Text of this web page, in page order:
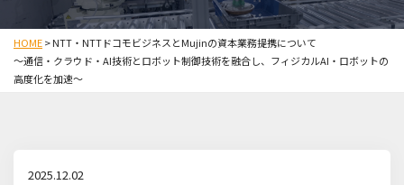
HOME>NTT・NTTドコモビジネスとMujinの資本業務提携について
～通信・クラウド・AI技術とロボット制御技術を融合し、フィジカルAI・ロボットの
高度化を加速～
2025.12.02